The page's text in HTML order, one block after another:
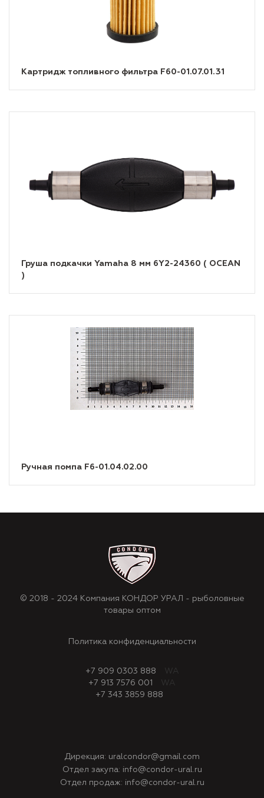
Картридж топливного фильтра F60-01.07.01.31
Груша подкачки Yamaha 8 мм 6Y2-24360 ( OCEAN
)
Ручная помпа F6-01.04.02.00
© 2018 - 2024 Компания КОНДОР УРАЛ - рыболовные
товары оптом
Политика конфиденциальности
+7 909 0303 888
WA
+7 913 7576 001
WA
+7 343 3859 888
Дирекция: uralcondor@gmail.com
Отдел закупа: info@condor-ural.ru
Отдел продаж: info@condor-ural.ru